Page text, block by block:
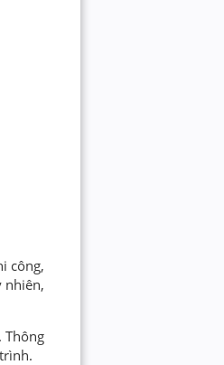
công,
nhiên,
Thông